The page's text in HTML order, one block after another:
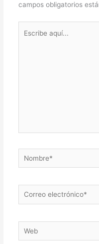
campos obligatorios
Nombre*
Correo
electrónico*
Web